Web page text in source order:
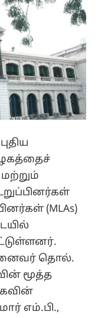
(MLAs)
தொல்.
மூத்த
எம்.பி.,